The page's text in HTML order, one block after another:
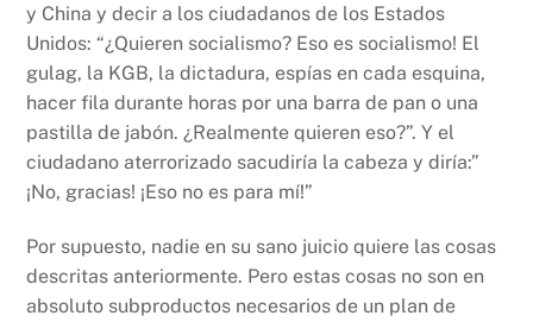
y China y decir a los ciudadanos de los Estados
Unidos: “¿Quieren socialismo? Eso es socialismo! El
gulag, la KGB, la dictadura, espías en cada esquina,
hacer fila durante horas por una barra de pan o una
pastilla de jabón. ¿Realmente quieren eso?”. Y el
ciudadano aterrorizado sacudiría la cabeza y diría:”
¡No, gracias! ¡Eso no es para mí!”
Por supuesto, nadie en su sano juicio quiere las cosas
descritas anteriormente. Pero estas cosas no son en
absoluto subproductos necesarios de un plan de